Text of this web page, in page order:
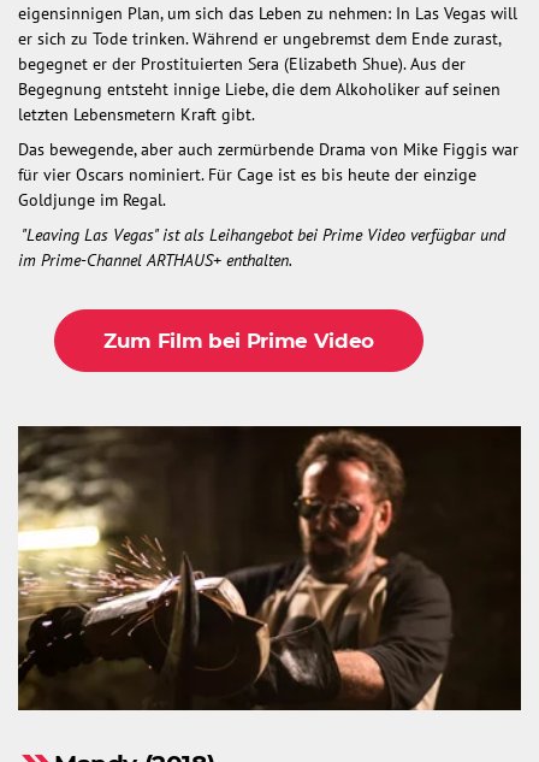
eigensinnigen Plan, um sich das Leben zu nehmen: In Las Vegas will
er sich zu Tode trinken. Während er ungebremst dem Ende zurast,
begegnet er der Prostituierten Sera (Elizabeth Shue). Aus der
Begegnung entsteht innige Liebe, die dem Alkoholiker auf seinen
letzten Lebensmetern Kraft gibt.
Das bewegende, aber auch zermürbende Drama von Mike Figgis war
für vier Oscars nominiert. Für Cage ist es bis heute der einzige
Goldjunge im Regal.
"Leaving Las Vegas" ist als Leihangebot bei Prime Video verfügbar und
im Prime-Channel ARTHAUS+ enthalten.
Zum Film bei Prime Video